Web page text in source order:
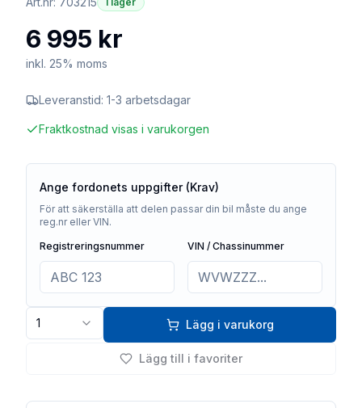
6 995 kr
inkl. 25% moms
Leveranstid: 1-3 arbetsdagar
Fraktkostnad visas i varukorgen
Ange fordonets uppgifter (Krav)
För att säkerställa att delen passar din bil måste du ange
reg.nr eller VIN.
Registreringsnummer
VIN / Chassinummer
1 Lägg i varukorg
Lägg till i favoriter